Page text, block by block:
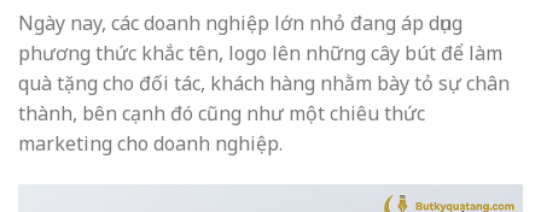
Ngày nay, các doanh nghiệp lớn nhỏ đang áp dụng
phương thức khắc tên, logo lên những cây bút để làm
quà tặng cho đối tác, khách hàng nhằm bày tỏ sự chân
thành, bên cạnh đó cũng như một chiêu thức
marketing cho doanh nghiệp.